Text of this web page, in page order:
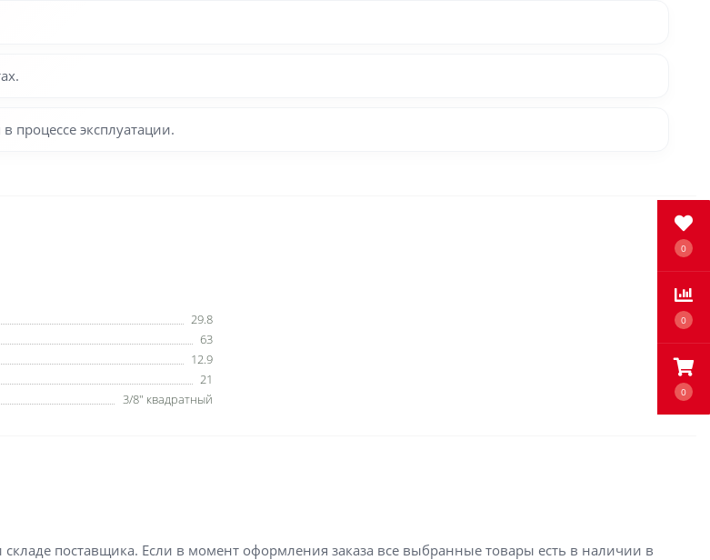
0
0
0
процессе эксплуатации.
29.8
63
12.9
21
3/8″ квадратный
поставщика. Если в момент оформления заказа все выбранные товары есть в наличии в